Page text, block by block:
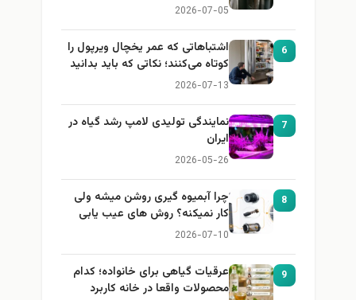
2026-07-05
6
اشتباهاتی که عمر یخچال ویرپول را
کوتاه می‌کنند؛ نکاتی که باید بدانید
2026-07-13
7
نمایندگی تولیدی لامپ رشد گیاه در
ایران
2026-05-26
8
چرا آبمیوه گیری روشن میشه ولی
کار نمیکنه؟ روش های عیب یابی
2026-07-10
9
عرقیات گیاهی برای خانواده؛ کدام
محصولات واقعا در خانه کاربرد